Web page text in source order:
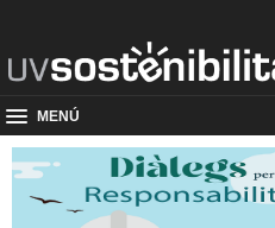
MENÚ